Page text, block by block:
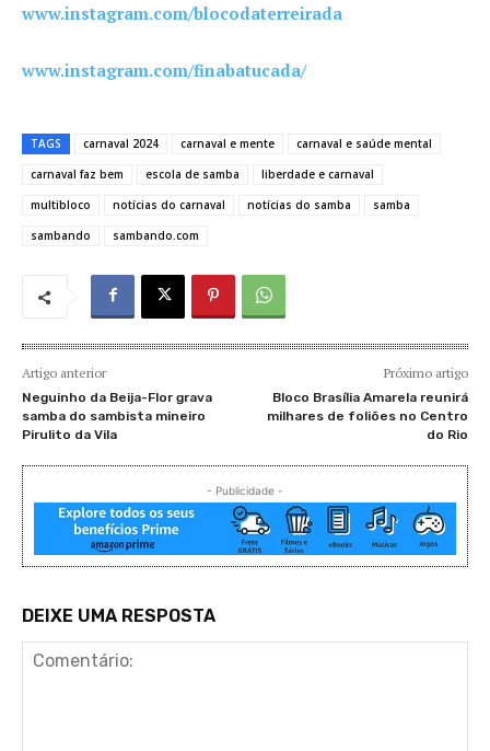
www.instagram.com/blocodaterreirada
www.instagram.com/finabatucada/
TAGS carnaval 2024 carnaval e mente
carnaval e saúde mental
carnaval faz bem
escola de samba
liberdade e carnaval
multibloco
notícias do carnaval notícias do samba
samba
sambando
sambando.com
Artigo anterior
Neguinho da Beija-Flor grava
samba do sambista mineiro
Pirulito da Vila
Próximo artigo
Bloco Brasília Amarela reunirá
milhares de foliões no Centro
do Rio
- Publicidade -
DEIXE UMA RESPOSTA